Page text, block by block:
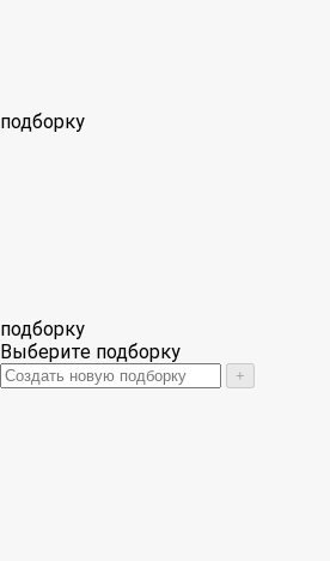
подборку
подборку
Выберите подборку
+